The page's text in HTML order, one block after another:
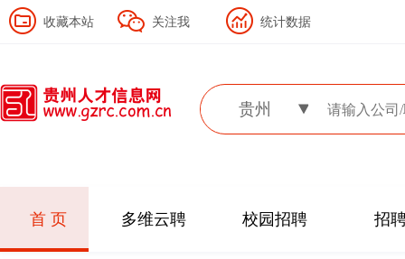
收藏本站 关注我 统计数据
贵州
首 页 多维云聘 校园招聘 招